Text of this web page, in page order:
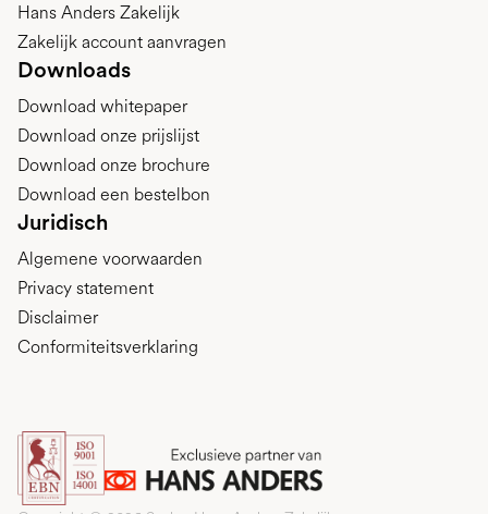
Hans Anders Zakelijk
Zakelijk account aanvragen
Downloads
Download whitepaper
Download onze prijslijst
Download onze brochure
Download een bestelbon
Juridisch
Algemene voorwaarden
Privacy statement
Disclaimer
Conformiteitsverklaring